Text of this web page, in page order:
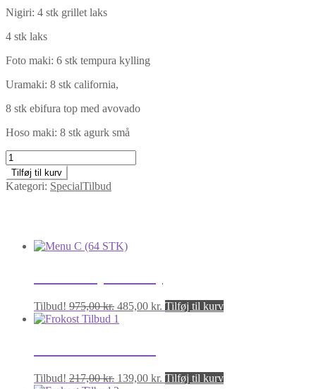
pris
pris
Nigiri: 4 stk grillet laks
4 stk laks
Foto maki: 6 stk tempura kylling
Uramaki: 8 stk california,
8 stk ebifura top med avovado
Hoso maki: 8 stk agurk små
Menu
B
(38
STK)
Tilføj til kurv
Kategori: SpecialTilbud
Tilbud! 975,00kr. Den
oprindelige
975,00 kr..
485,00 kr. Den
Tilføj til kurv
Tilbud! 217,00kr. Den
139,00 kr. Den
Tilføj til kurv